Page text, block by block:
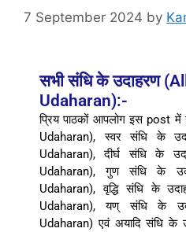
7 September 2024 by
सभी संधि के उदाहरण
Udaharan):-
प्रिय पाठकों आपलोग इस post
Udaharan), स्वर संधि के
Udaharan), दीर्घ संधि के
Udaharan), गुण संधि के
Udaharan), वृद्धि संधि के
Udaharan), यण् संधि के
Udaharan) एवं अयादि संधि के